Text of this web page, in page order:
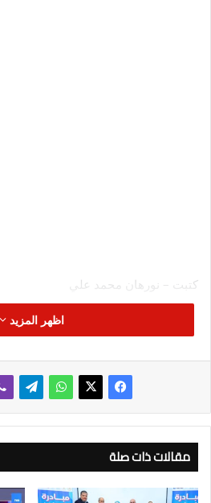
كتبت – نورهان محمد علي
المزرعة، في حين يتراوح سعره للمستهلك 78 جنيهًا حسب
للمستهلك 76 جنيهًا حسب المنطقة.
بسعر 81 جنيهاً للمستهلك حسب المنطقه .
ومن جانبه اكد الدكتور طارق سليمان
اظهر المزيد
مقالات ذات صلة